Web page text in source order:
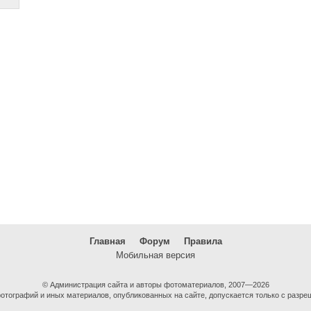
Главная Форум
Правила
Мобильная версия
© Администрация сайта и авторы фотоматериалов, 2007—2026
и иных материалов, опубликованных на сайте, допускается только с